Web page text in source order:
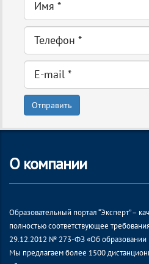
Отправить
О компании
Образовательный портал “Эксперт” –
полностью соответствующее
29.12.2012 № 273-ФЗ «Об образовании
Мы предлагаем более 1500